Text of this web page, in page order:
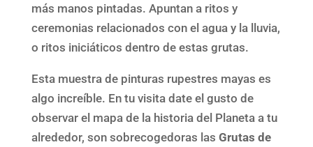
más manos pintadas. Apuntan a ritos y
ceremonias relacionados con el agua y la lluvia,
o ritos iniciáticos dentro de estas grutas.
Esta muestra de pinturas rupestres mayas es
algo increíble. En tu visita date el gusto de
observar el mapa de la historia del Planeta a tu
alrededor, son sobrecogedoras las Grutas de